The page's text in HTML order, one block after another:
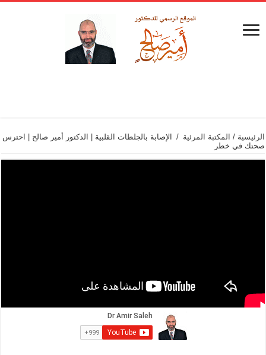
الرئيسية / المكتبة المرئية /
الإصابة بالجلطات القلبية | الدكتور أمير صالح | احترس
صحتك في خطر